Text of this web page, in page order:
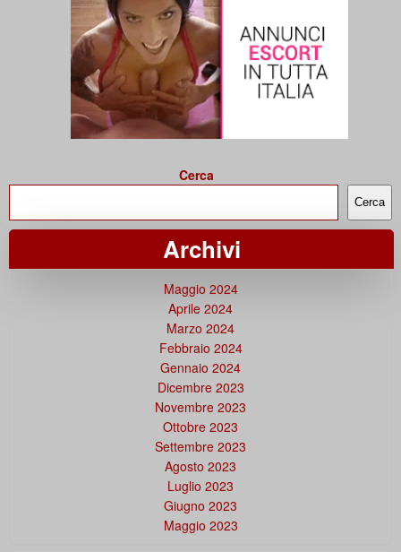
Cerca
Cerca
Archivi
Maggio 2024
Aprile 2024
Marzo 2024
Febbraio 2024
Gennaio 2024
Dicembre 2023
Novembre 2023
Ottobre 2023
Settembre 2023
Agosto 2023
Luglio 2023
Giugno 2023
Maggio 2023